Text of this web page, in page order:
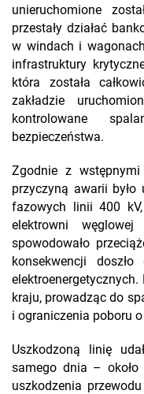
unieruchomione
przestały działać
w windach i
infrastruktury
która została
zakładzie
kontrolowane
bezpieczeństwa.
Zgodnie z
przyczyną awarii było
fazowych linii 400
elektrowni
spowodowało
konsekwencji
kraju, prowadząc do
i ograniczenia poboru o
Uszkodzoną linię
samego dnia – około
uszkodzenia